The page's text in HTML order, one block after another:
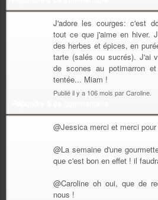
J'adore les courges: c'est
tout ce que j'aime en hiver.
des herbes et épices, en
tarte (salés ou sucrés). J'ai
de scones au potimarron
tentée... Miam !
Publié il y a 106 mois par Caroline.
@Jessica merci et merci
@La semaine d'une
que c'est bon en effet ! il
@Caroline oh oui, que de
nous !